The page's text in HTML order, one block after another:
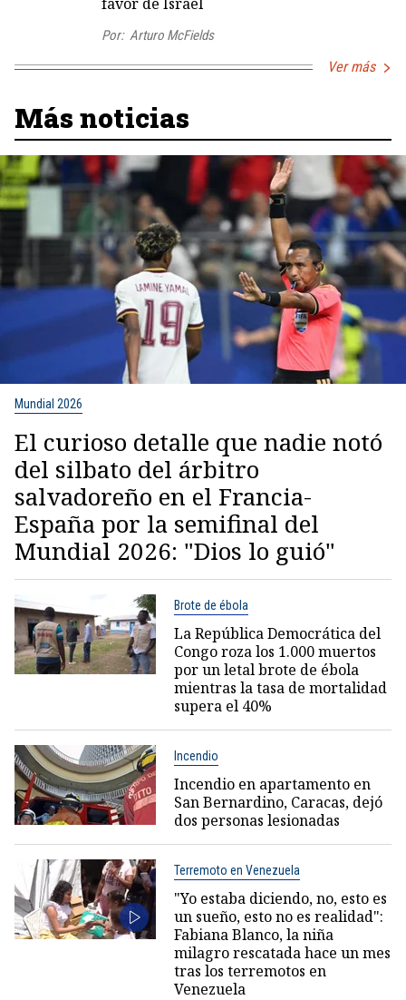
Por: Arturo McFields
Ver más
Más noticias
Mundial 2026
El curioso detalle que nadie notó
del silbato del árbitro
salvadoreño en el Francia-
España por la semifinal del
Mundial 2026: "Dios lo guió"
Brote de ébola
La República Democrática del
Congo roza los 1.000 muertos
por un letal brote de ébola
mientras la tasa de mortalidad
supera el 40%
Incendio
Incendio en apartamento en
San Bernardino, Caracas, dejó
dos personas lesionadas
Terremoto en Venezuela
"Yo estaba diciendo, no, esto es
un sueño, esto no es realidad":
Fabiana Blanco, la niña
milagro rescatada hace un mes
tras los terremotos en
Venezuela